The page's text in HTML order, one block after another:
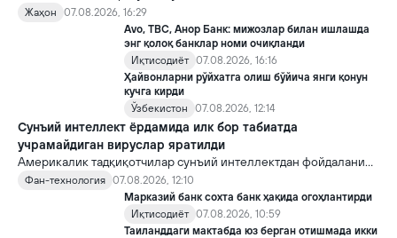
яратди, аммо ундан кейин ким келиши ва ҳокимиятни
топшириш механизми ҳали ноаниқ. Таҳлилчилар фикрича, бу
Кремлда ворислик жангига олиб келиши мумкин.
Жаҳон
07.08.2026, 16:29
Avo, TBC, Анор Банк: мижозлар билан ишлашда
энг қолоқ банклар номи очиқланди
Иқтисодиёт 07.08.2026, 16:16
Ҳайвонларни рўйхатга олиш бўйича янги қонун
кучга кирди
Ўзбекистон
07.08.2026, 12:14
Сунъий интеллект ёрдамида илк бор табиатда
учрамайдиган вируслар яратилди
Америкалик тадқиқотчилар сунъий интеллектдан фойдаланиб
16 та вирус яратди. Бу кашфиёт янги ютуқларга умид уйғотиш
билан бирга, ундан нотўғри мақсадда фойдаланиш борасидаги
хавотирларни ҳам кучайтирмоқда.
Фан-технология 07.08.2026, 12:10
Марказий банк сохта банк ҳақида огоҳлантирди
Иқтисодиёт 07.08.2026, 10:59
Таиланддаги мактабда юз берган отишмада икки